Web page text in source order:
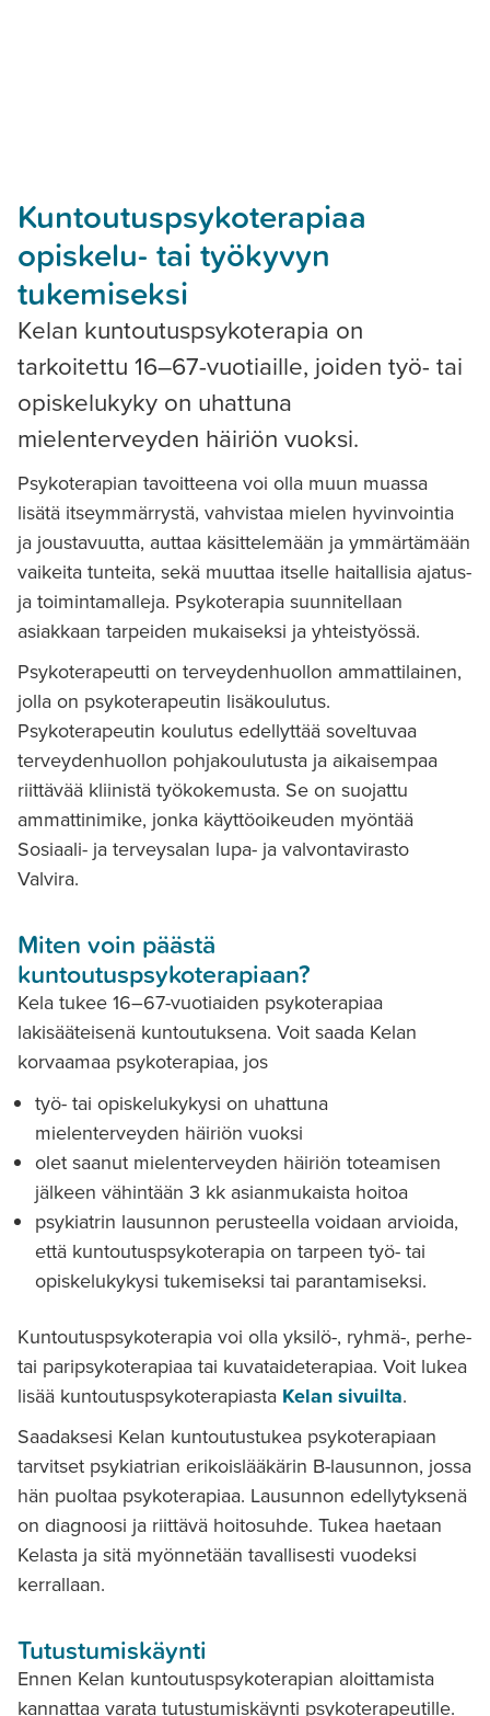
Kuntoutuspsykoterapiaa
opiskelu- tai työkyvyn
tukemiseksi
Kelan kuntoutuspsykoterapia on
tarkoitettu 16–67-vuotiaille, joiden työ- tai
opiskelukyky on uhattuna
mielenterveyden häiriön vuoksi.
Psykoterapian tavoitteena voi olla muun muassa
lisätä itseymmärrystä, vahvistaa mielen hyvinvointia
ja joustavuutta, auttaa käsittelemään ja ymmärtämään
vaikeita tunteita, sekä muuttaa itselle haitallisia ajatus-
ja toimintamalleja. Psykoterapia suunnitellaan
asiakkaan tarpeiden mukaiseksi ja yhteistyössä.
Psykoterapeutti on terveydenhuollon ammattilainen,
jolla on psykoterapeutin lisäkoulutus.
Psykoterapeutin koulutus edellyttää soveltuvaa
terveydenhuollon pohjakoulutusta ja aikaisempaa
riittävää kliinistä työkokemusta. Se on suojattu
ammattinimike, jonka käyttöoikeuden myöntää
Sosiaali- ja terveysalan lupa- ja valvontavirasto
Valvira.
Miten voin päästä
kuntoutuspsykoterapiaan?
Kela tukee 16–67-vuotiaiden psykoterapiaa
lakisääteisenä kuntoutuksena. Voit saada Kelan
korvaamaa psykoterapiaa, jos
työ- tai opiskelukykysi on uhattuna
mielenterveyden häiriön vuoksi
olet saanut mielenterveyden häiriön toteamisen
jälkeen vähintään 3 kk asianmukaista hoitoa
psykiatrin lausunnon perusteella voidaan arvioida,
että kuntoutuspsykoterapia on tarpeen työ- tai
opiskelukykysi tukemiseksi tai parantamiseksi.
Kuntoutuspsykoterapia voi olla yksilö-, ryhmä-, perhe-
tai paripsykoterapiaa tai kuvataideterapiaa. Voit lukea
lisää kuntoutuspsykoterapiasta Kelan sivuilta.
Saadaksesi Kelan kuntoutustukea psykoterapiaan
tarvitset psykiatrian erikoislääkärin B-lausunnon, jossa
hän puoltaa psykoterapiaa. Lausunnon edellytyksenä
on diagnoosi ja riittävä hoitosuhde. Tukea haetaan
Kelasta ja sitä myönnetään tavallisesti vuodeksi
kerrallaan.
Tutustumiskäynti
Ennen Kelan kuntoutuspsykoterapian aloittamista
kannattaa varata tutustumiskäynti psykoterapeutille.